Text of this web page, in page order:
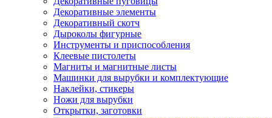
Декоративные элементы
Декоративный скотч
Дыроколы фигурные
Инструменты и приспособления
Клеевые пистолеты
Магниты и магнитные листы
Машинки для вырубки и комплектующие
Наклейки, стикеры
Ножи для вырубки
Открытки, заготовки